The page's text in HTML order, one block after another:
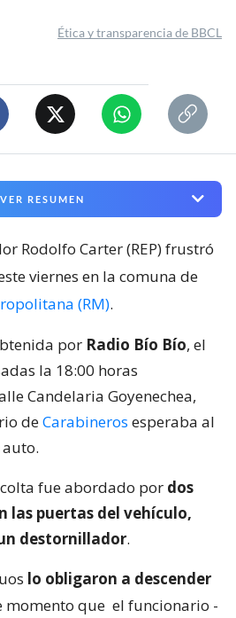
Ética y transparencia de BBCL
VER RESUMEN
Rodolfo Carter (REP) frustró
viernes en la comuna de
(RM).
por Radio Bío Bío, el
la 18:00 horas
Candelaria Goyenechea,
deCarabineros esperaba al
fue abordado por dos
las puertas del vehículo,
destornillador.
lo obligaron a descender
momento que el funcionario -